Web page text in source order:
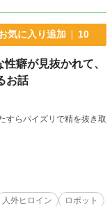
気に入り追加 10
癖が見抜かれて、
お話
すらパイズリで精を抜き取
人外ヒロイン
ロボット